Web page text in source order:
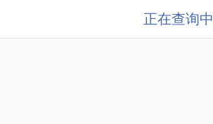
正在查询中